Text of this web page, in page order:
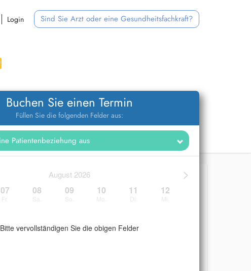
Login Sind Sie Arzt oder eine Gesundheitsfachkraft?
Buchen Sie einen Termin
Füllen Sie die folgenden Felder aus:
>
August 2026
07 08 09 10 11 12
Bitte vervollständigen Sie die obigen Felder